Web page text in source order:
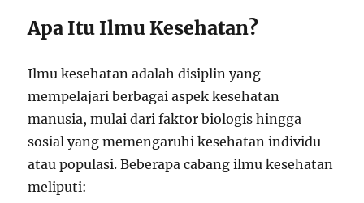
Apa Itu Ilmu Kesehatan?
Ilmu kesehatan adalah disiplin yang
mempelajari berbagai aspek kesehatan
manusia, mulai dari faktor biologis hingga
sosial yang memengaruhi kesehatan individu
atau populasi. Beberapa cabang ilmu kesehatan
meliputi: